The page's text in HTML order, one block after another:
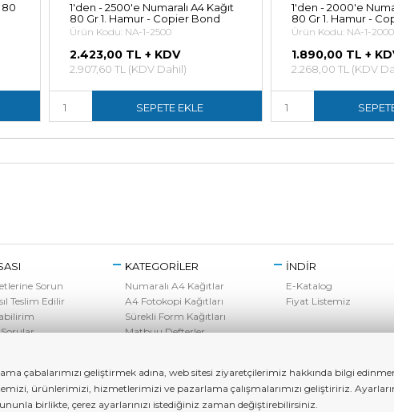
80
1'den - 2500'e Numaralı A4 Kağıt
80 Gr 1. Hamur - Copier Bond
Ürün Kodu: NA-1-2500
2.423,00 TL + KDV
2.907,60 TL (KDV Dahil)
SEPETE EKLE
1'den - 2000'e
80 Gr 1. Hamur -
Ürün Kodu: NA-1-2000
1.890,00 TL +
2.268,00 TL (KDV
Sorun
Teslim Edilir
Sorular
KATEGORİLER
Numaralı A4 Kağıtlar
A4 Fotokopi Kağıtları
Sürekli Form Kağıtları
Matbuu Defterler
İNDİR
E-Katalog
Fiyat Listemiz
çabalarımızı geliştirmek adına, web sitesi ziyaretçilerimiz hakkında bilgi
ürünlerimizi, hizmetlerimizi ve pazarlama çalışmalarımızı geliştiririz.
birlikte, çerez ayarlarınızı istediğiniz zaman değiştirebilirsiniz.